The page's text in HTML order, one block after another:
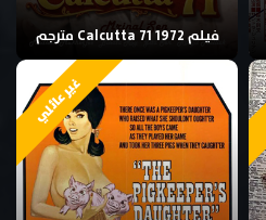
فيلم Calcutta 71 1972 مترجم
غير عائلي